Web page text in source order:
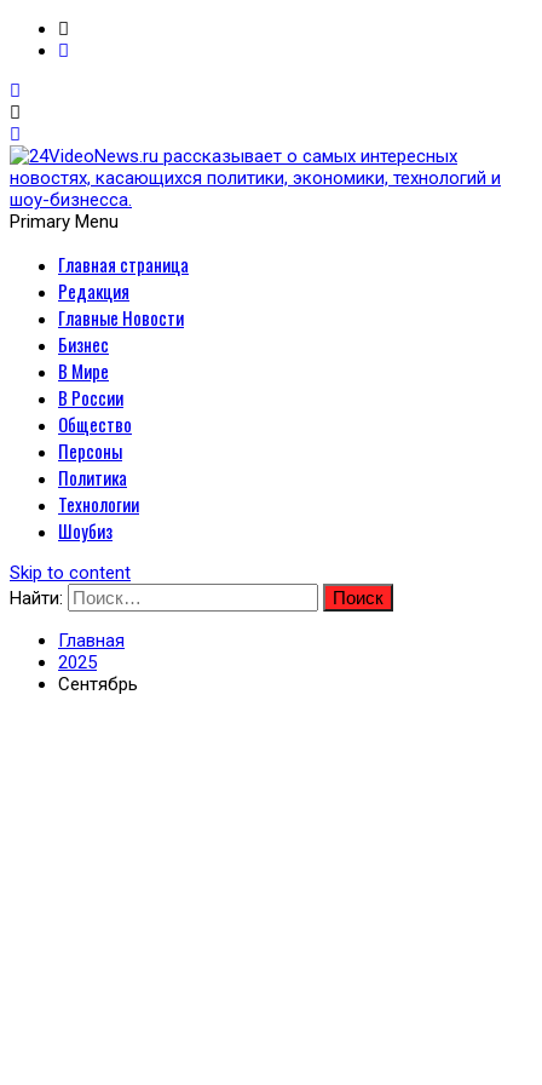
24VideoNews.ru
рассказывает о самых
интересных новостях,
касающихся политики,
экономики, технологий и
шоу-бизнесса.
Primary Menu
Главная страница
Редакция
Главные Новости
Бизнес
В Мире
В России
Общество
Персоны
Политика
Технологии
Шоубиз
Skip to content
Найти:
Главная
2025
Сентябрь